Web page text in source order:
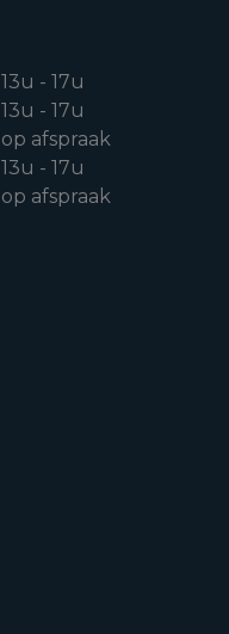
13u - 17u
13u - 17u
op afspraak
13u - 17u
op afspraak